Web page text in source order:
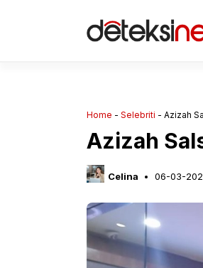
Home - Selebriti - Azizah
Azizah
Celina 06-03-